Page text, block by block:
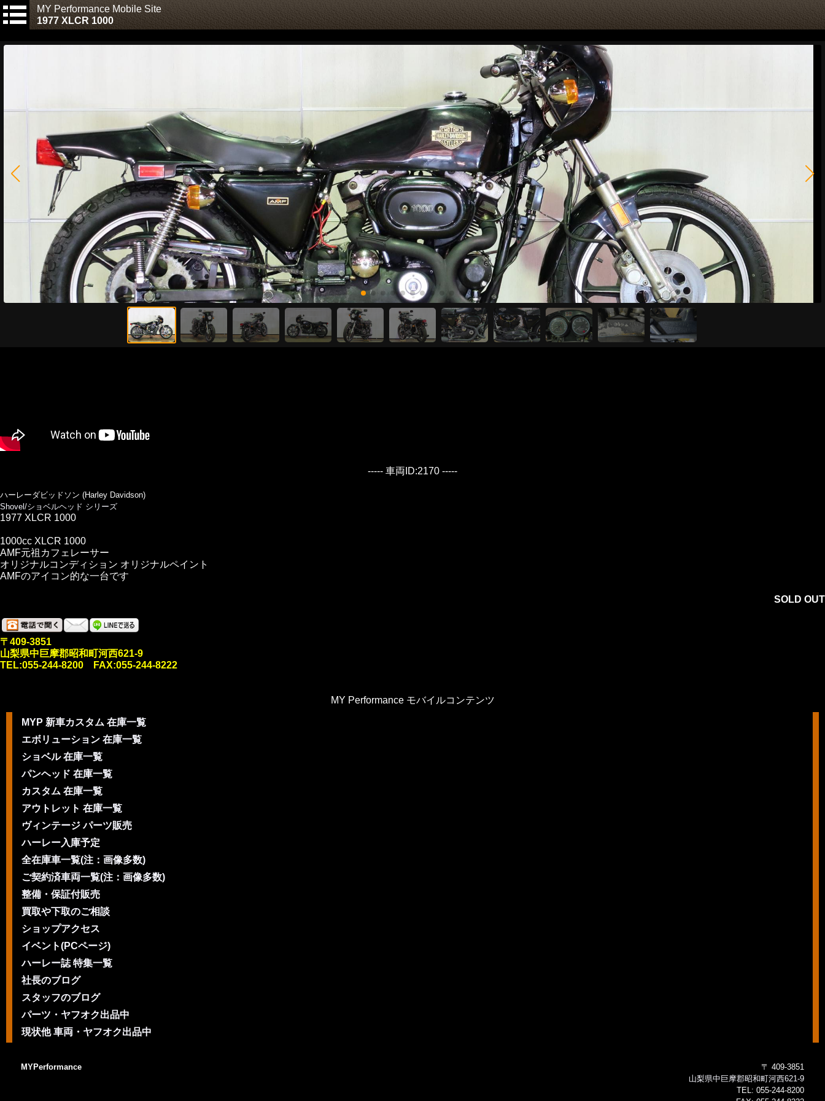
MY Performance Mobile Site
1977 XLCR 1000
----- 車両ID:2170 -----
ハーレーダビッドソン (Harley Davidson)
Shovel/ショベルヘッド シリーズ
1977 XLCR 1000
1000cc XLCR 1000
AMF元祖カフェレーサー
オリジナルコンディション オリジナルペイント
AMFのアイコン的な一台です
SOLD OUT
〒409-3851
山梨県中巨摩郡昭和町河西621-9
TEL:055-244-8200 FAX:055-244-8222
MY Performance モバイルコンテンツ
MYP 新車カスタム 在庫一覧
エボリューション 在庫一覧
ショベル 在庫一覧
パンヘッド 在庫一覧
カスタム 在庫一覧
アウトレット 在庫一覧
ヴィンテージ パーツ販売
ハーレー入庫予定
全在庫車一覧(注：画像多数)
ご契約済車両一覧(注：画像多数)
整備・保証付販売
買取や下取のご相談
ショップアクセス
イベント(PCページ)
ハーレー誌 特集一覧
社長のブログ
スタッフのブログ
パーツ・ヤフオク出品中
現状他 車両・ヤフオク出品中
MYPerformance
〒 409-3851
山梨県中巨摩郡昭和町河西621-9
TEL: 055-244-8200